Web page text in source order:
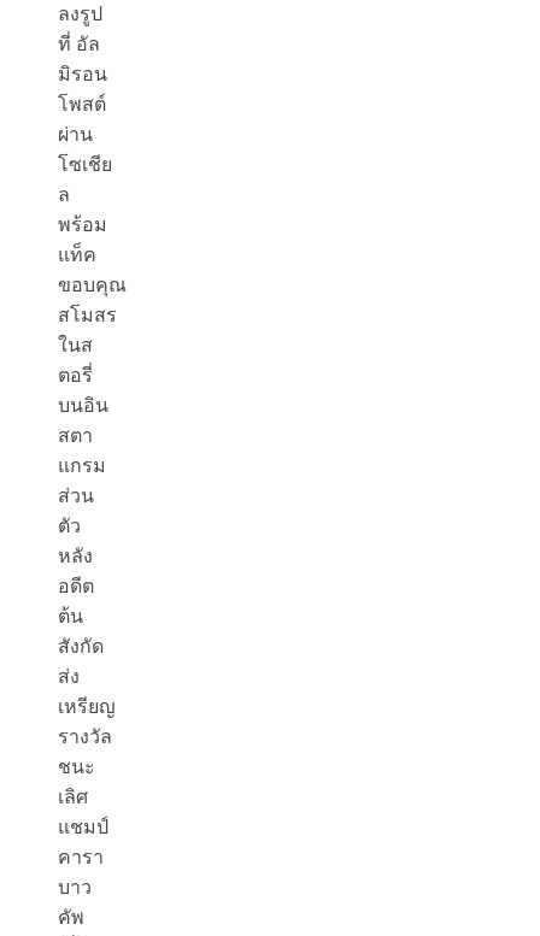
ลงรูป
ที่ อัล
มิรอน
โพสต์
ผ่าน
โซเชีย
ล
พร้อม
แท็ค
ขอบคุณ
สโมสร
ในส
ตอรี่
บนอิน
สตา
แกรม
ส่วน
ตัว
หลัง
อดีต
ต้น
สังกัด
ส่ง
เหรียญ
รางวัล
ชนะ
เลิศ
แชมป์
คารา
บาว
คัพ